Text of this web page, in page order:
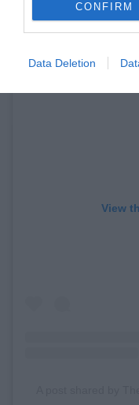
CONFIRM
Data Deletion
View